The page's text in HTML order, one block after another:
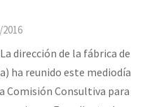
dirección de la fábrica de
ha reunido este mediodía
Comisión Consultiva para